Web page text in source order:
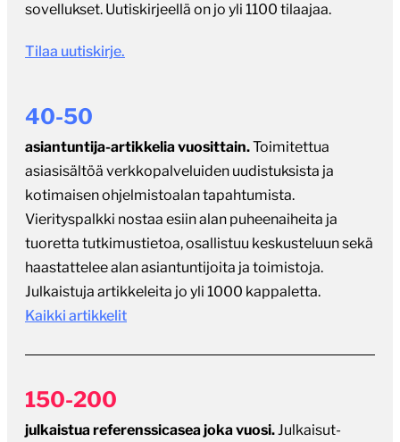
sovellukset. Uutiskirjeellä on jo yli 1100 tilaajaa.
Tilaa uutiskirje.
40-50
asiantuntija-artikkelia vuosittain.Toimitettua
asiasisältöä verkkopalveluiden uudistuksista ja
kotimaisen ohjelmistoalan tapahtumista.
Vierityspalkki nostaa esiin alan puheenaiheita ja
tuoretta tutkimustietoa, osallistuu keskusteluun sekä
haastattelee alan asiantuntijoita ja toimistoja.
Julkaistuja artikkeleita jo yli 1000 kappaletta.
Kaikki artikkelit
150-200
julkaistua referenssicasea joka vuosi.Julkaisut-